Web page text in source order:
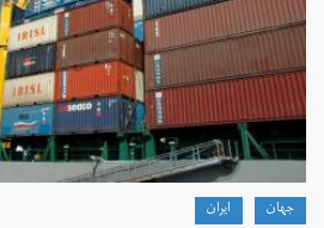
جهان ايران